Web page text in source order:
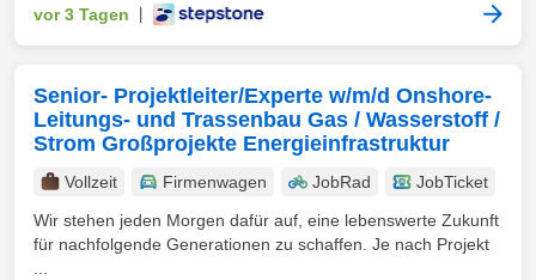
vor 3 Tagen
Senior- Projektleiter/Experte w/m/d Onshore-
Leitungs- und Trassenbau Gas / Wasserstoff /
Strom Großprojekte Energieinfrastruktur
Vollzeit Firmenwagen JobRad
JobTicket
Wir stehen jeden Morgen dafür auf, eine lebenswerte Zukunft
für nachfolgende Generationen zu schaffen. Je nach Projekt